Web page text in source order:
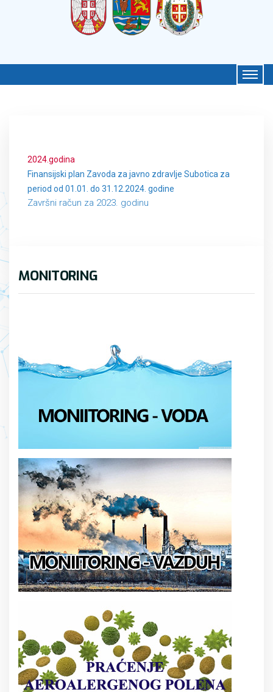
2024.godina
Finansijski plan Zavoda za javno zdravlje Subotica za
period od 01.01. do 31.12.2024. godine
Završni račun za 2023. godinu
MONITORING